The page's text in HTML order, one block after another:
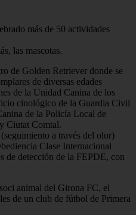
más de 50 actividades
las mascotas.
de Golden Retriever donde se
de diversas edades
de la Unidad Canina de los
cinológico de la Guardia Civil
de la Policía Local de
Ciutat Comtal.
(seguimiento a través del olor)
Clase Internacional
de detección de la FEPDE, con
animal del Girona FC, el
de un club de fútbol de Primera